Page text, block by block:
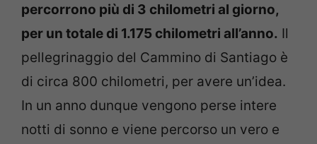
percorrono più di 3 chilometri al giorno,
per un totale di 1.175 chilometri all’anno. Il
pellegrinaggio del Cammino di Santiago è
di circa 800 chilometri, per avere un’idea.
In un anno dunque vengono perse intere
notti di sonno e viene percorso un vero e